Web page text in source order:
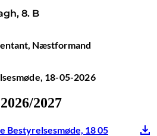
8. B
Næstformand
18-05-2026
2027
Bestyrelsesmøde, 18 05